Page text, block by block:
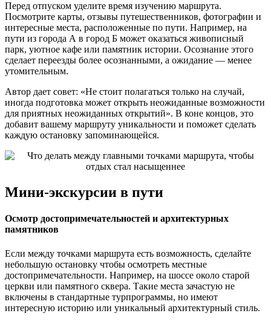
Перед отпуском уделите время изучению маршрута.
Посмотрите карты, отзывы путешественников, фотографии и
интересные места, расположенные по пути. Например, на
пути из города А в город Б может оказаться живописный
парк, уютное кафе или памятник истории. Осознание этого
сделает переезды более осознанными, а ожидание — менее
утомительным.
Автор дает совет: «Не стоит полагаться только на случай,
иногда подготовка может открыть неожиданные возможности
для приятных неожиданных открытий». В коне концов, это
добавит вашему маршруту уникальности и поможет сделать
каждую остановку запоминающейся.
Мини-экскурсии в пути
Осмотр достопримечательностей и архитектурных
памятников
Если между точками маршрута есть возможность, сделайте
небольшую остановку чтобы осмотреть местные
достопримечательности. Например, на шоссе около старой
церкви или памятного сквера. Такие места зачастую не
включены в стандартные турпрограммы, но имеют
интересную историю или уникальный архитектурный стиль.